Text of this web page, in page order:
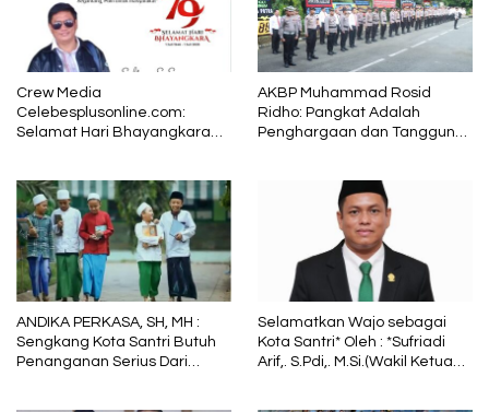
Crew Media
Celebesplusonline.com:
Selamat Hari Bhayangkara
dalam Sunyi dan Terang
AKBP Muhammad Rosid
Ridho: Pangkat Adalah
Penghargaan dan Tanggung
ANDIKA PERKASA, SH, MH :
Sengkang Kota Santri Butuh
Penanganan Serius Dari
Selamatkan Wajo sebagai
Kota Santri* Oleh : *Sufriadi
Arif,. S.Pdi,. M.Si.(Wakil Ketua